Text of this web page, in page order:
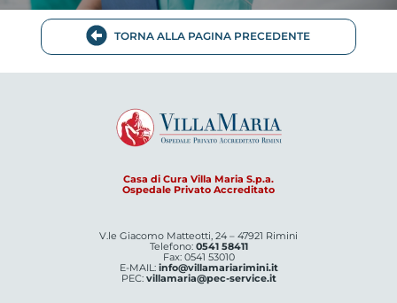
TORNA ALLA PAGINA PRECEDENTE
Casa di Cura Villa Maria S.p.a.
Ospedale Privato Accreditato
V.le Giacomo Matteotti, 24 – 47921 Rimini
Telefono: 0541 58411
Fax: 0541 53010
E-MAIL: info@villamariarimini.it
PEC: villamaria@pec-service.it